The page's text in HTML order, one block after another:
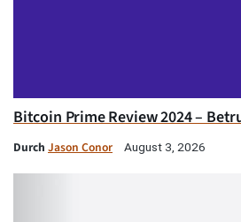
Bitcoin Prime Review 2024 –
Durch Jason Conor August 3, 2026